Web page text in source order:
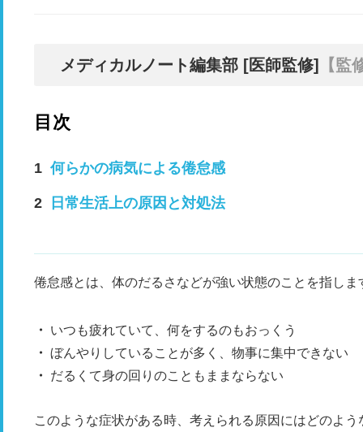
メディカルノート編集部 [医師監修] 【監
目次
何らかの病気による倦怠感
日常生活上の原因と対処法
倦怠感とは、体のだるさなどが強い状態のことを指しま
いつも疲れていて、何をするのもおっくう
ぼんやりしていることが多く、物事に集中できない
だるくて身の回りのこともままならない
このような症状がある時、考えられる原因にはどのよ